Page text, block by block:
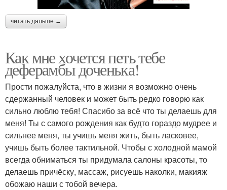
читать дальше →
Как мне хочется петь тебе
деферамбы доченька!
Прости пожалуйста, что в жизни я возможно очень
сдержанный человек и может быть редко говорю как
сильно люблю тебя! Спасибо за всё что ты делаешь для
меня! Ты с самого рождения как будто гораздо мудрее и
сильнее меня, ты учишь меня жить, быть ласковее,
учишь быть более тактильной. Чтобы с холодной мамой
всегда обниматься ты придумала салоны красоты, то
делаешь причёску, массаж, рисуешь наколки, макияж
обожаю наши с тобой вечера.